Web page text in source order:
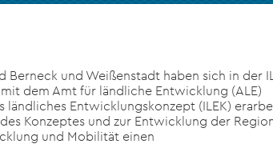
Berneck und Weißenstadt haben sich in der
dem Amt für ländliche Entwicklung (ALE)
Entwicklungskonzept (ILEK)
Konzeptes und zur Entwicklung der
und Mobilität einen